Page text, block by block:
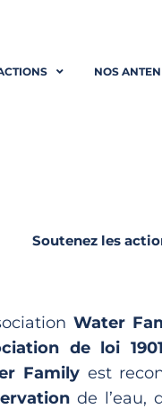
NOS
Soutenez les
Water
de loi 1901
Familyest
de l’eau,